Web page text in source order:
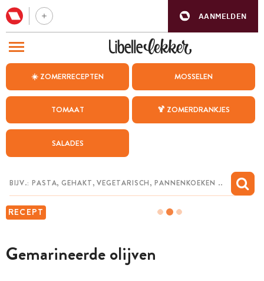
AANMELDEN
☀️ ZOMERRECEPTEN MOSSELEN
TOMAAT 🍹 ZOMERDRANKJES
SALADES
RECEPT
Gemarineerde olijven
BEZOEK ONZE ANDERE WEBSITES
WEEKMENU
CHAT MET MAIA
MIJN BEWAARDE RECEPTEN